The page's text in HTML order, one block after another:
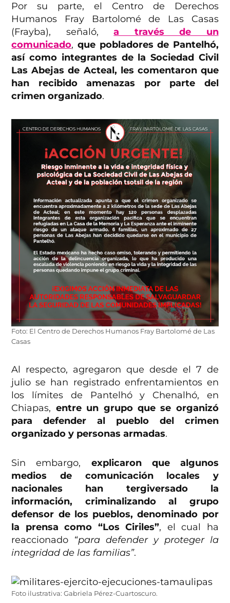
Por su parte, el Centro de Derechos
Humanos Fray Bartolomé de Las Casas
(Frayba), señaló,a través de un
comunicado, que pobladores de Pantelhó,
así como integrantes de la Sociedad Civil
Las Abejas de Acteal, les comentaron que
han recibido amenazas por parte del
crimen organizado.
Foto: El Centro de Derechos Humanos Fray Bartolomé de Las
Casas
Al respecto, agregaron que desde el 7 de
julio se han registrado enfrentamientos en
los límites de Pantelhó y Chenalhó, en
Chiapas, entre un grupo que se organizó
para defender al pueblo del crimen
organizado y personas armadas.
Sin embargo, explicaron que algunos
medios de comunicación locales y
nacionales han tergiversado la
información, criminalizando al grupo
defensor de los pueblos, denominado por
la prensa como “Los Ciriles”, el cual ha
reaccionado “para defender y proteger la
integridad de las familias”.
Foto ilustrativa: Gabriela Pérez-Cuartoscuro.